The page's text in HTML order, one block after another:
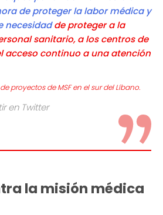
de proteger la labor médica y
necesidadde proteger a la
sanitario, a los centros de
acceso continuo a una atención
proyectos de MSF en el sur del Líbano.
en Twitter
la misión médica